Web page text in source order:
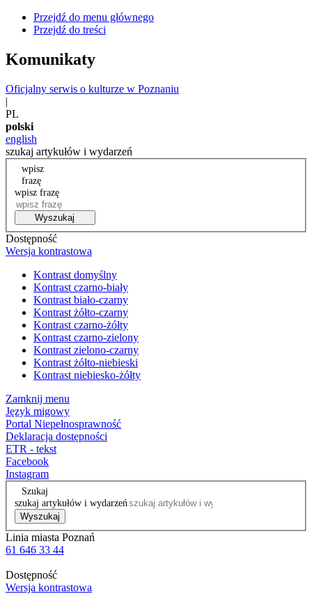
Przejdź do menu głównego
Przejdź do treści
Komunikaty
Oficjalny serwis o kulturze w Poznaniu
|
PL
polski
english
szukaj artykułów i wydarzeń
wpisz
frazę
wpisz frazę
Wyszukaj
Dostępność
Wersja kontrastowa
Kontrast domyślny
Kontrast czarno-biały
Kontrast biało-czarny
Kontrast żółto-czarny
Kontrast czarno-żółty
Kontrast czarno-zielony
Kontrast zielono-czarny
Kontrast żółto-niebieski
Kontrast niebiesko-żółty
Zamknij menu
Język migowy
Portal Niepełnosprawność
Deklaracja dostępności
ETR - tekst
Facebook
Instagram
Szukaj
szukaj artykułów i wydarzeń
Wyszukaj
Linia miasta Poznań
61 646 33 44
Dostępność
Wersja kontrastowa